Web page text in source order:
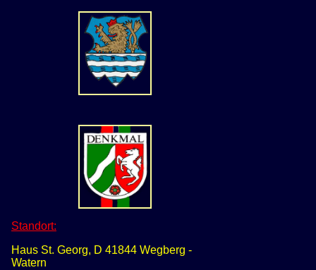
Standort:
Haus St. Georg, D 41844 Wegberg -
Watern